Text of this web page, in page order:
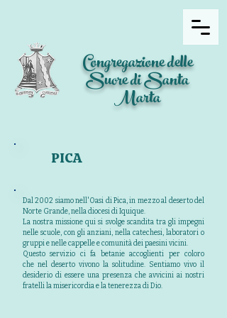
Congregazione delle
Suore di Santa
Marta
PICA
Dal 2002 siamo nell'Oasi di Pica, in mezzo al deserto del
Norte Grande, nella diocesi di Iquique.
La nostra missione qui si svolge scandita tra gli impegni
nelle scuole, con gli anziani, nella catechesi, laboratori o
gruppi e nelle cappelle e comunità dei paesini vicini.
Questo servizio ci fa betanie accoglienti per coloro
che nel deserto vivono la solitudine. Sentiamo vivo il
desiderio di essere una presenza che avvicini ai nostri
fratelli la misericordia e la tenerezza di Dio.